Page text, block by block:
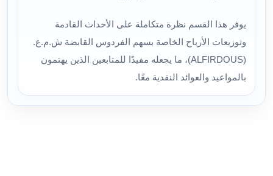
يوفر هذا القسم نظرة متكاملة على الأحداث القادمة
وتوزيعات الأرباح الخاصة بسهم الفردوس القابضة ش.م.ع.
(ALFIRDOUS)، ما يجعله مفيدًا للمتابعين الذين يهتمون
بالمواعيد والعوائد النقدية معًا.